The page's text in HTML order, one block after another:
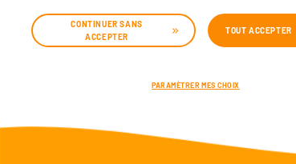
CONTINUER SANS
ACCEPTER
TOUT ACCEPTER
PARAMÈTRER MES CHOIX